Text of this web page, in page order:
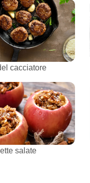
cacciatore
salate